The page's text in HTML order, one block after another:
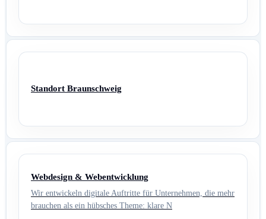
Standort Braunschweig
Webdesign & Webentwicklung
Wir entwickeln digitale Auftritte für Unternehmen, die mehr
brauchen als ein hübsches Theme: klare N